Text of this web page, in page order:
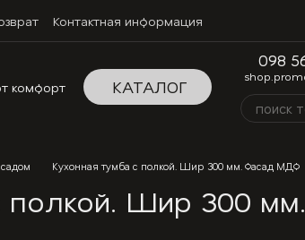
Контактная информация
КАТАЛОГ
098
Кухонная тумба с полкой. Шир 300 мм. Фасад МДФ
полкой. Шир 300